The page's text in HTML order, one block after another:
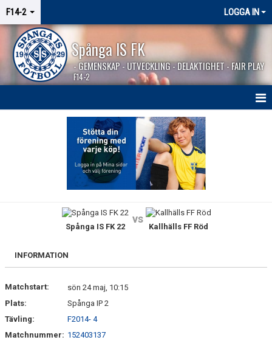
F14-2 LOGGA IN
Spånga IS FK
- GEMENSKAP - UTVECKLING - DELAKTIGHET - FAIR PLAY
F14-2
Spånga IS FK 22
vs
Kallhälls FF Röd
INFORMATION
Matchstart:
sön 24 maj, 10:15
Plats:
Spånga IP 2
Tävling:
F2014- 4
Matchnummer: 152403137